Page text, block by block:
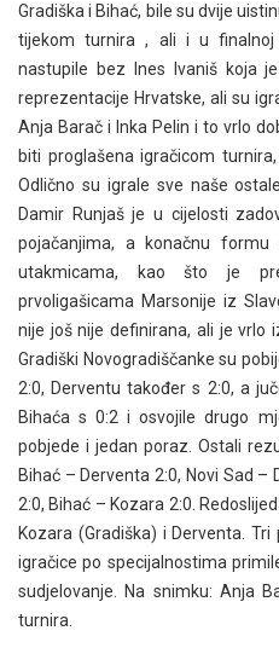
Gradiška i Bihać, bile su dvije
tijekom turnira , ali i u finalnoj
nastupile bez Ines Ivaniš koja
reprezentacije Hrvatske, ali su
Anja Barač i Inka Pelin i to vrlo
biti proglašena igračicom
Odlično su igrale sve naše
Damir Runjaš je u cijelosti
pojačanjima, a konačnu
utakmicama, kao što je
prvoligašicama Marsonije iz
nije još nije definirana, ali je vrlo
Gradiški Novogradiščanke su
2:0, Derventu također s 2:0, a
Bihaća s 0:2 i osvojile drugo
pobjede i jedan poraz. Ostali
Bihać – Derventa 2:0, Novi Sad
2:0, Bihać – Kozara 2:0.
Kozara (Gradiška) i Derventa.
igračice po specijalnostima
sudjelovanje. Na snimku: Anja
turnira.